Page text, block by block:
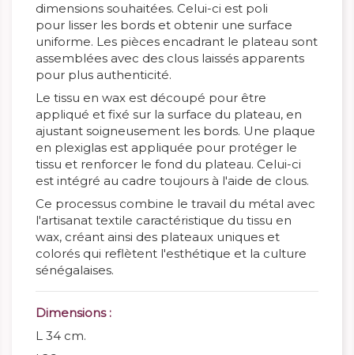
dimensions souhaitées. Celui-ci est poli
pour lisser les bords et obtenir une surface
uniforme. Les pièces encadrant le plateau sont
assemblées avec des clous laissés apparents
pour plus authenticité.
Le tissu en wax est découpé pour être
appliqué et fixé sur la surface du plateau, en
ajustant soigneusement les bords. Une plaque
en plexiglas est appliquée pour protéger le
tissu et renforcer le fond du plateau. Celui-ci
est intégré au cadre toujours à l'aide de clous.
Ce processus combine le travail du métal avec
l'artisanat textile caractéristique du tissu en
wax, créant ainsi des plateaux uniques et
colorés qui reflètent l'esthétique et la culture
sénégalaises.
Dimensions :
L 34 cm.